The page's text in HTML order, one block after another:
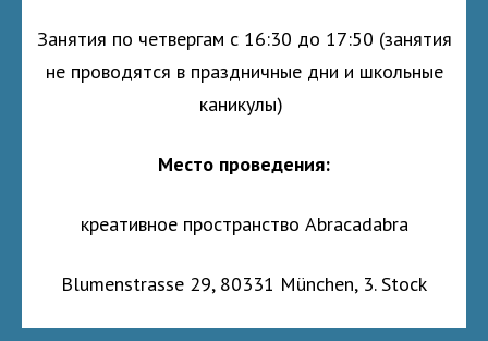
Занятия по четвергам с 16:30 до 17:50 (занятия
не проводятся в праздничные дни и школьные
каникулы)
Место проведения:
креативное пространство Abracadabra
Blumenstrasse 29, 80331 München, 3. Stock